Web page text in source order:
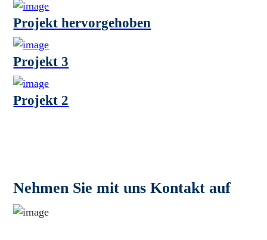
Projekt hervorgehoben
Projekt 3
Projekt 2
Nehmen Sie mit uns Kontakt auf